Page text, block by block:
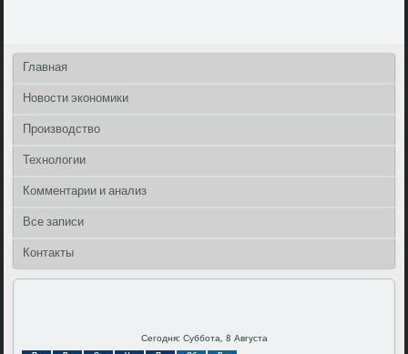
Главная
Новости экономики
Производство
Технологии
Комментарии и анализ
Все записи
Контакты
Сегодня: Суббота, 8 Августа